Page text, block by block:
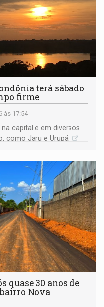
terá sábado
firme
às 17:54
capital e em diversos
como Jaru e Urupá
quase 30 anos de
Nova